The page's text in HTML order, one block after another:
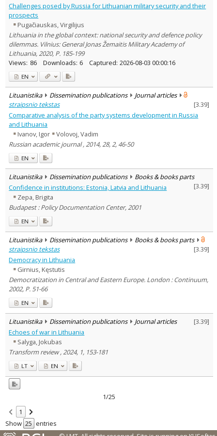
Challenges posed by Russia for Lithuanian military security and their
prospects
Pugačiauskas, Virgilijus
Lithuania in the global context: national security and defence policy
dilemmas. Vilnius: General Jonas Žemaitis Military Academy of
Lithuania, 2020, P. 185-199
Views: 86 Downloads: 6 Captured: 2026-08-03 00:00:16
EN
Lituanistika Dissemination publications
Journal articles
straipsnio tekstas
[3.39]
Comparative analysis of the party systems development in Russia
and Lithuania
Ivanov, Igor
Volovoj, Vadim
Russian academic journal , 2014, 28, 2, 46-50
EN
Lituanistika Dissemination publications
Books & books parts
[3.39]
Confidence in institutions: Estonia, Latvia and Lithuania
Zepa, Brigita
Budapest : Policy Documentation Center, 2001
EN
Lituanistika Dissemination publications
Books & books parts
straipsnio tekstas
[3.39]
Democracy in Lithuania
Girnius, Kęstutis
Democratization in Central and Eastern Europe. London : Continuum,
2002, P. 51-66
EN
Lituanistika Dissemination publications Journal articles [3.39]
Echoes of war in Lithuania
Salyga, Jokubas
Transform review , 2024, 1, 153-181
LT EN
1/25
1
Show
entries